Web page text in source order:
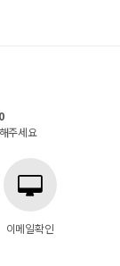
주세요
이메일확인